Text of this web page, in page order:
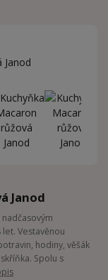
Janod
Vestavěnou
hodiny, věšák
Spolu s